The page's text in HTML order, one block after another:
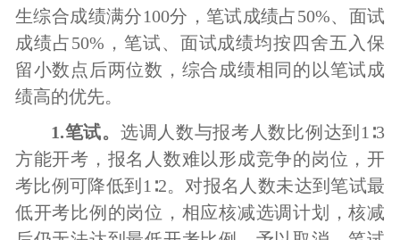
生综合成绩满分100分，笔试成绩占50%、面试
成绩占50%，笔试、面试成绩均按四舍五入保
留小数点后两位数 ， 综合成绩相同的以笔试成
绩高的优先。
1.笔试。 选调人数与报考人数比例达到 1∶3
方能开考， 报名人数难以形成竞争的岗位，开
考比例可降低到 1∶2。对报名人数未达到笔试最
低开考比例的岗位，相应核减选调计划，核减